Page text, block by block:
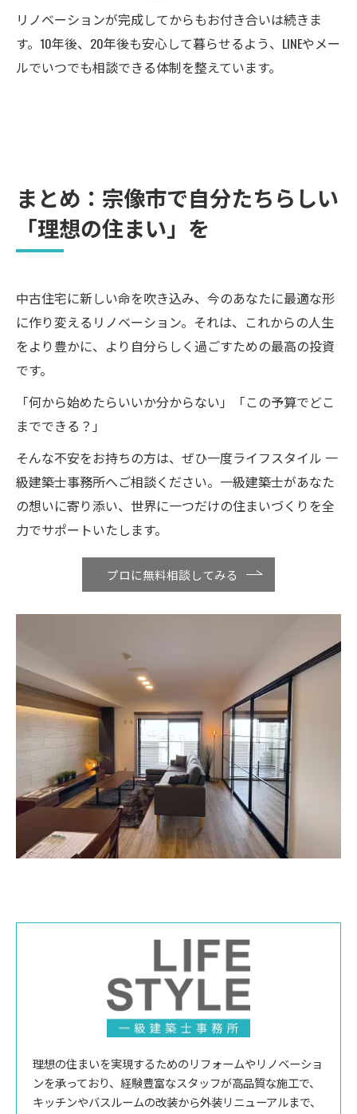
リノベーションが完成してからもお付き合いは続きま
す。10年後、20年後も安心して暮らせるよう、LINEやメー
ルでいつでも相談できる体制を整えています。
まとめ：宗像市で自分たちらしい
「理想の住まい」を
中古住宅に新しい命を吹き込み、今のあなたに最適な形
に作り変えるリノベーション。それは、これからの人生
をより豊かに、より自分らしく過ごすための最高の投資
です。
「何から始めたらいいか分からない」「この予算でどこ
までできる？」
そんな不安をお持ちの方は、ぜひ一度ライフスタイル 一
級建築士事務所へご相談ください。一級建築士があなた
の想いに寄り添い、世界に一つだけの住まいづくりを全
力でサポートいたします。
プロに無料相談してみる
理想の住まいを実現するためのリフォームやリノベーショ
ンを承っており、経験豊富なスタッフが高品質な施工で、
キッチンやバスルームの改装から外装リニューアルまで、